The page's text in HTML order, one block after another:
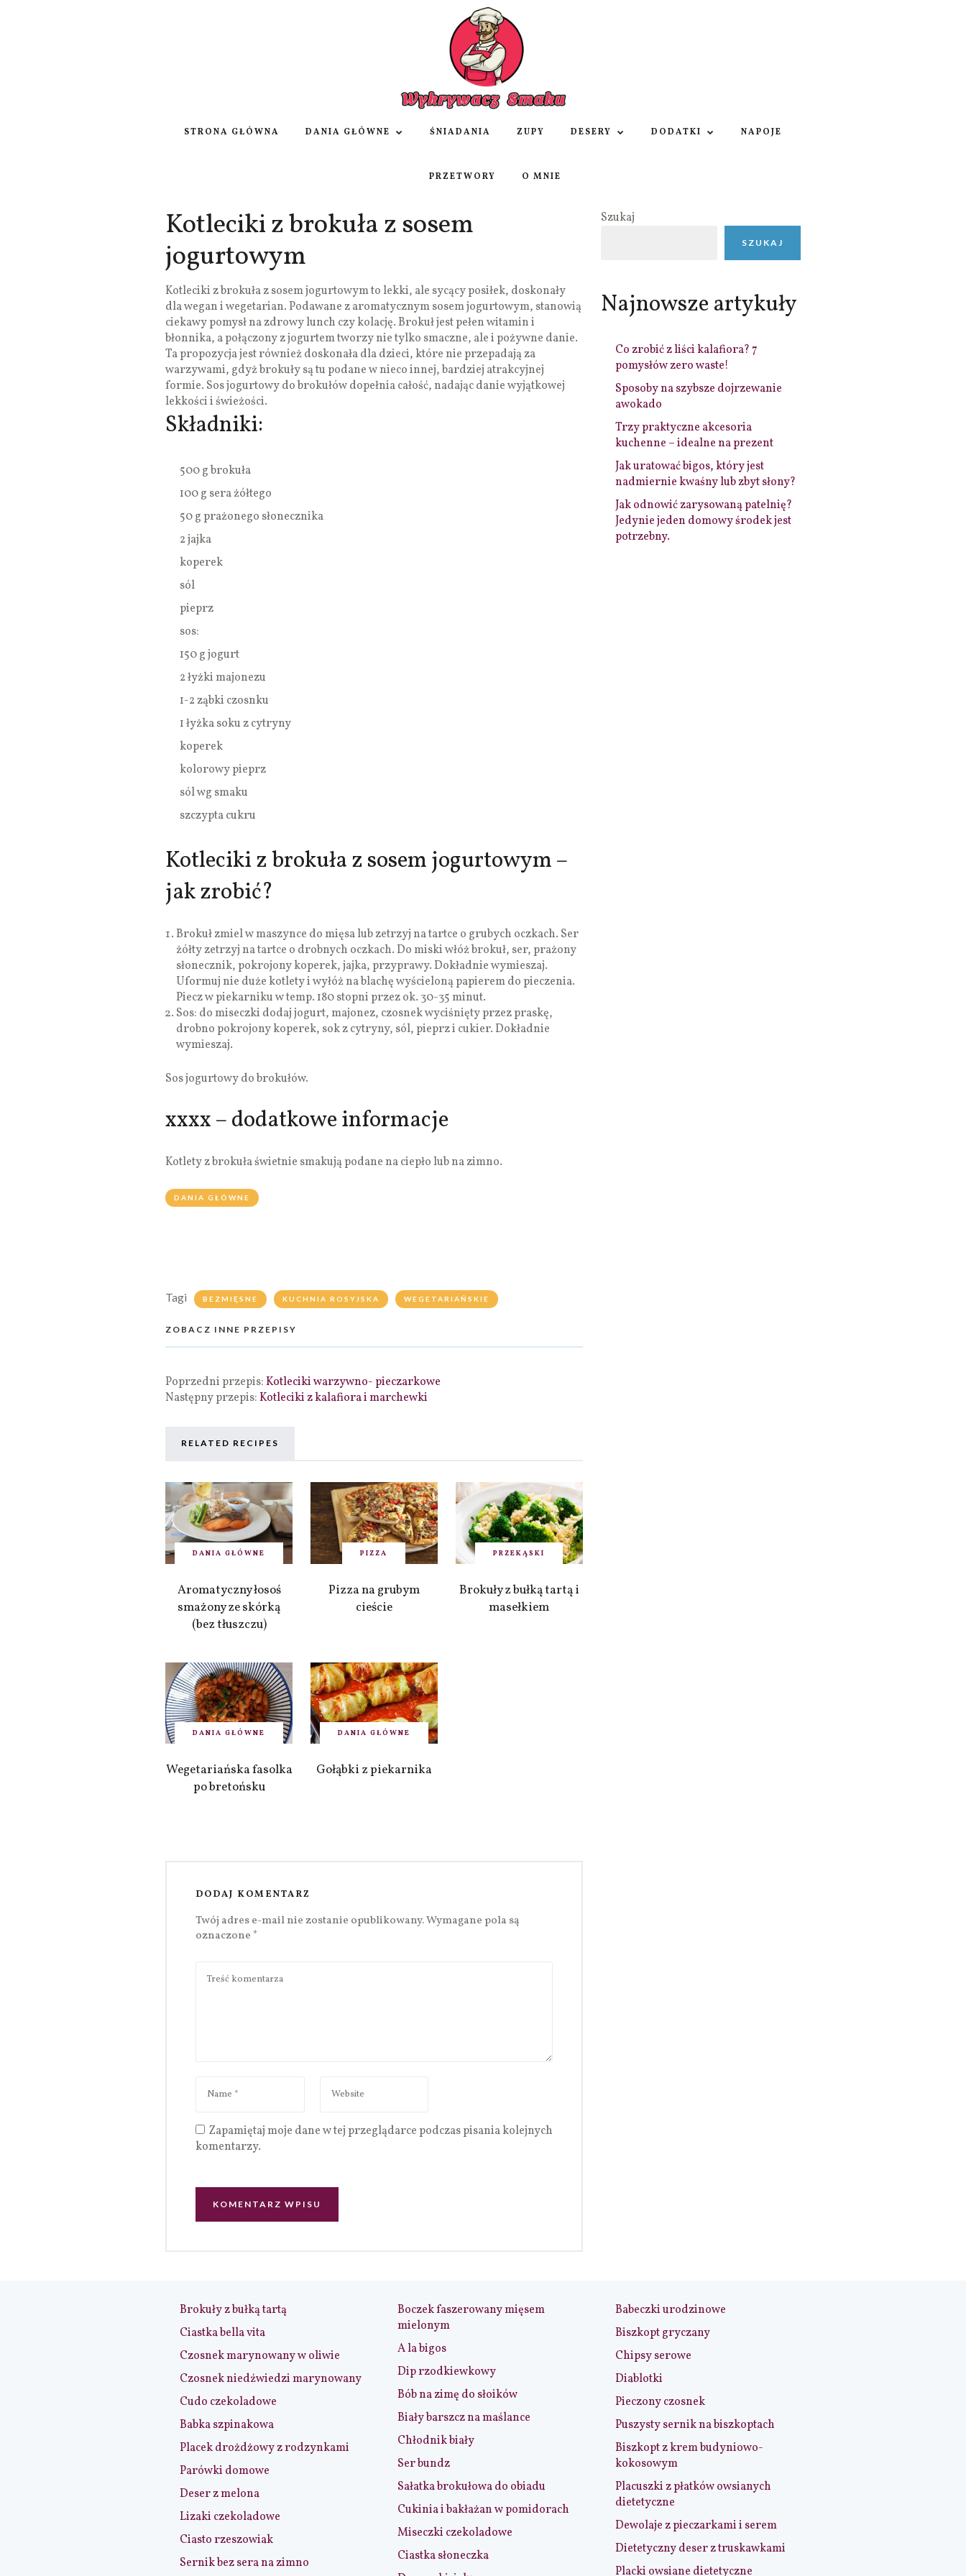
STRONA GŁÓWNA DANIA GŁÓWNE ŚNIADANIA ZUPY DESERY DODATKI NAPOJE
PRZETWORY O MNIE
Kotleciki z brokuła z sosem
jogurtowym
Kotleciki z brokuła z sosem jogurtowym to lekki, ale sycący posiłek, doskonały
dla wegan i wegetarian. Podawane z aromatycznym sosem jogurtowym, stanowią
ciekawy pomysł na zdrowy lunch czy kolację. Brokuł jest pełen witamin i
błonnika, a połączony z jogurtem tworzy nie tylko smaczne, ale i pożywne danie.
Ta propozycja jest również doskonała dla dzieci, które nie przepadają za
warzywami, gdyż brokuły są tu podane w nieco innej, bardziej atrakcyjnej
formie. Sos jogurtowy do brokułów dopełnia całość, nadając danie wyjątkowej
lekkości i świeżości.
Składniki:
500 g brokuła
100 g sera żółtego
50 g prażonego słonecznika
2 jajka
koperek
sól
pieprz
sos:
150 g jogurt
2 łyżki majonezu
1-2 ząbki czosnku
1 łyżka soku z cytryny
koperek
kolorowy pieprz
sól wg smaku
szczypta cukru
Kotleciki z brokuła z sosem jogurtowym –
jak zrobić?
Brokuł zmiel w maszynce do mięsa lub zetrzyj na tartce o grubych oczkach. Ser
żółty zetrzyj na tartce o drobnych oczkach. Do miski włóż brokuł, ser, prażony
słonecznik, pokrojony koperek, jajka, przyprawy. Dokładnie wymieszaj.
Uformuj nie duże kotlety i wyłóż na blachę wyścieloną papierem do pieczenia.
Piecz w piekarniku w temp. 180 stopni przez ok. 30-35 minut.
Sos: do miseczki dodaj jogurt, majonez, czosnek wyciśnięty przez praskę,
drobno pokrojony koperek, sok z cytryny, sól, pieprz i cukier. Dokładnie
wymieszaj.
Sos jogurtowy do brokułów.
xxxx – dodatkowe informacje
Kotlety z brokuła świetnie smakują podane na ciepło lub na zimno.
DANIA GŁÓWNE
Tagi BEZMIĘSNE KUCHNIA ROSYJSKA WEGETARIAŃSKIE
ZOBACZ INNE PRZEPISY
Poprzedni przepis:Kotleciki warzywno- pieczarkowe
Następny przepis:Kotleciki z kalafiora i marchewki
RELATED RECIPES
DANIA GŁÓWNE
Aromatyczny łosoś
smażony ze skórką
(bez tłuszczu)
PIZZA
Pizza na grubym
cieście
PRZEKĄSKI
Brokuły z bułką tartą i
masełkiem
DANIA GŁÓWNE
Wegetariańska fasolka
po bretońsku
DANIA GŁÓWNE
Gołąbki z piekarnika
DODAJ KOMENTARZ
Twój adres e-mail nie zostanie opublikowany.Wymagane pola są
oznaczone *
Zapamiętaj moje dane w tej przeglądarce podczas pisania kolejnych
komentarzy.
Szukaj
SZUKAJ
Najnowsze artykuły
Co zrobić z liści kalafiora? 7
pomysłów zero waste!
Sposoby na szybsze dojrzewanie
awokado
Trzy praktyczne akcesoria
kuchenne – idealne na prezent
Jak uratować bigos, który jest
nadmiernie kwaśny lub zbyt słony?
Jak odnowić zarysowaną patelnię?
Jedynie jeden domowy środek jest
potrzebny.
Brokuły z bułką tartą
Ciastka bella vita
Czosnek marynowany w oliwie
Czosnek niedźwiedzi marynowany
Cudo czekoladowe
Babka szpinakowa
Placek drożdżowy z rodzynkami
Parówki domowe
Deser z melona
Lizaki czekoladowe
Ciasto rzeszowiak
Sernik bez sera na zimno
Boczek faszerowany mięsem
mielonym
A la bigos
Dip rzodkiewkowy
Bób na zimę do słoików
Biały barszcz na maślance
Chłodnik biały
Ser bundz
Sałatka brokułowa do obiadu
Cukinia i bakłażan w pomidorach
Miseczki czekoladowe
Ciastka słoneczka
Babeczki urodzinowe
Biszkopt gryczany
Chipsy serowe
Diablotki
Pieczony czosnek
Puszysty sernik na biszkoptach
Biszkopt z krem budyniowo-
kokosowym
Placuszki z płatków owsianych
dietetyczne
Dewolaje z pieczarkami i serem
Dietetyczny deser z truskawkami
Placki owsiane dietetyczne